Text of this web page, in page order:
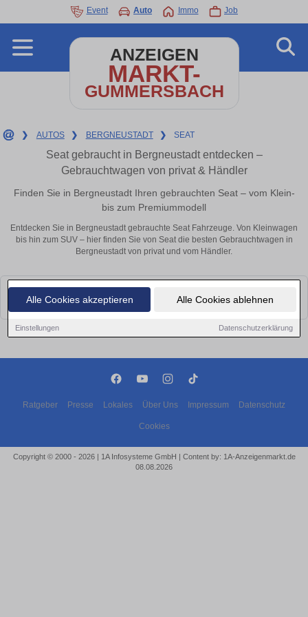
Alle Cookies akzeptieren Alle Cookies ablehnen
Einstellungen Datenschutzerklärung
Event Auto Immo Job
ANZEIGEN
MARKT-
GUMMERSBACH
❯ AUTOS ❯ BERGNEUSTADT ❯ SEAT
Seat gebraucht in Bergneustadt entdecken –
Gebrauchtwagen von privat & Händler
Finden Sie in Bergneustadt Ihren gebrauchten Seat – vom Klein-
bis zum Premiummodell
Entdecken Sie in Bergneustadt gebrauchte Seat Fahrzeuge. Von Kleinwagen
bis hin zum SUV – hier finden Sie von Seat die besten Gebrauchtwagen in
Bergneustadt von privat und vom Händler.
Leider konnten wir derzeit keine passenden Autos finden. Schauen Sie
bald wieder vorbei!
Ratgeber Presse Lokales Über Uns Impressum Datenschutz
Cookies
Copyright © 2000 - 2026 | 1A Infosysteme GmbH | Content by: 1A-Anzeigenmarkt.de
08.08.2026